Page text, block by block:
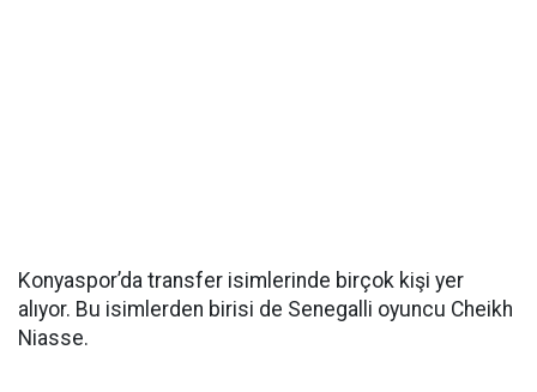
Konyaspor’da transfer isimlerinde birçok kişi yer
alıyor. Bu isimlerden birisi de Senegalli oyuncu Cheikh
Niasse.